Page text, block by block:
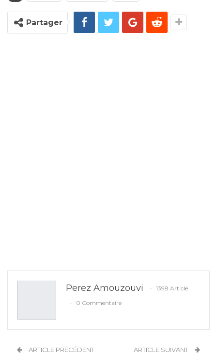
Partager
Perez Amouzouvi
1398 Article
0 Commentaire
ARTICLE PRÉCÉDENT ARTICLE SUIVANT